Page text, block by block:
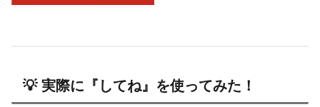
💡 実際に『してね』を使ってみた！